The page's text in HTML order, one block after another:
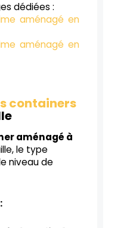
dédiées :
aménagé en
aménagé en
containers
aménagé à
le type
niveau de